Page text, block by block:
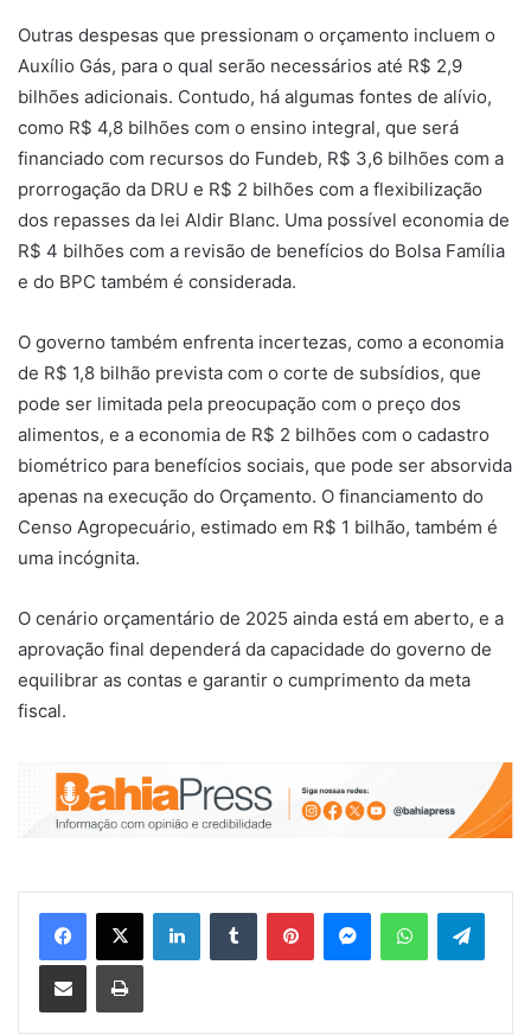
Outras despesas que pressionam o orçamento incluem o
Auxílio Gás, para o qual serão necessários até R$ 2,9
bilhões adicionais. Contudo, há algumas fontes de alívio,
como R$ 4,8 bilhões com o ensino integral, que será
financiado com recursos do Fundeb, R$ 3,6 bilhões com a
prorrogação da DRU e R$ 2 bilhões com a flexibilização
dos repasses da lei Aldir Blanc. Uma possível economia de
R$ 4 bilhões com a revisão de benefícios do Bolsa Família
e do BPC também é considerada.
O governo também enfrenta incertezas, como a economia
de R$ 1,8 bilhão prevista com o corte de subsídios, que
pode ser limitada pela preocupação com o preço dos
alimentos, e a economia de R$ 2 bilhões com o cadastro
biométrico para benefícios sociais, que pode ser absorvida
apenas na execução do Orçamento. O financiamento do
Censo Agropecuário, estimado em R$ 1 bilhão, também é
uma incógnita.
O cenário orçamentário de 2025 ainda está em aberto, e a
aprovação final dependerá da capacidade do governo de
equilibrar as contas e garantir o cumprimento da meta
fiscal.